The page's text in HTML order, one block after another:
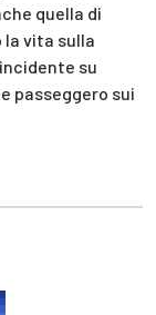
quella di
la vita sulla
su
passeggero sui